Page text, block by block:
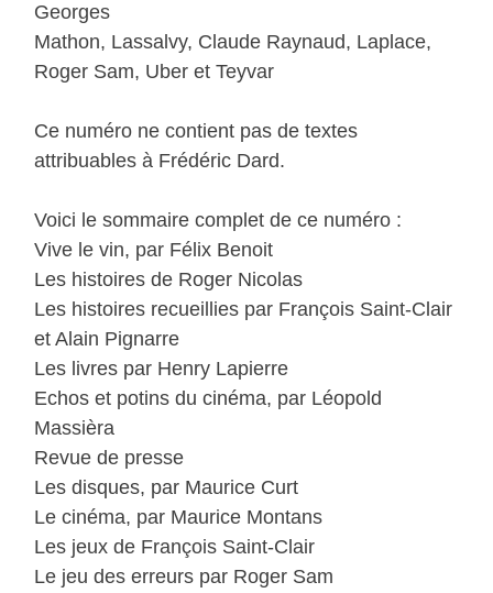
Georges
Mathon, Lassalvy, Claude Raynaud, Laplace,
Roger Sam, Uber et Teyvar
Ce numéro ne contient pas de textes
attribuables à Frédéric Dard.
Voici le sommaire complet de ce numéro :
Vive le vin, par Félix Benoit
Les histoires de Roger Nicolas
Les histoires recueillies par François Saint-Clair
et Alain Pignarre
Les livres par Henry Lapierre
Echos et potins du cinéma, par Léopold
Massièra
Revue de presse
Les disques, par Maurice Curt
Le cinéma, par Maurice Montans
Les jeux de François Saint-Clair
Le jeu des erreurs par Roger Sam